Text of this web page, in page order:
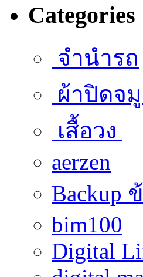
Categories
จำนำรถ
ผ้าปิดจ
เสื้อวง
aerzen
Backup
bim100
Digital